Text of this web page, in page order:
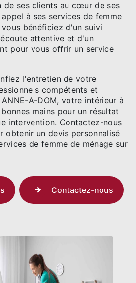
de ses clients au cœur de ses
à ses services de femme
bénéficiez d'un suivi
attentive et d'un
pour vous offrir un service
l'entretien de votre
compétents et
A-DOM, votre intérieur à
mains pour un résultat
intervention. Contactez-nous
obtenir un devis personnalisé
de femme de ménage sur
Contactez-nous